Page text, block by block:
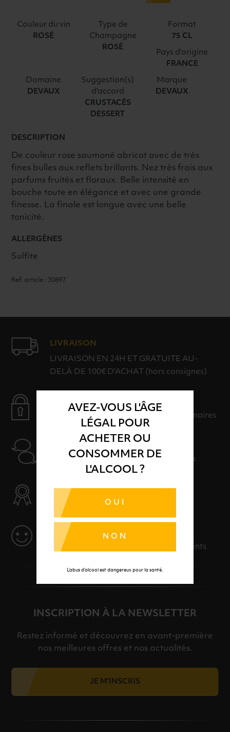
AVEZ-VOUS L'ÂGE
LÉGAL POUR
ACHETER OU
CONSOMMER DE
L'ALCOOL ?
OUI
NON
L’abus d’alcool est dangereux pour la santé.
DEVAUX
CUVÉE
ÉTUI
75cl
Couleur du vin
ROSÉ
Type de
Champagne
ROSÉ
Format
75 CL
Pays d'origine
FRANCE
Domaine
DEVAUX
Suggestion(s)
d'accord
CRUSTACÉS
DESSERT
Marque
DEVAUX
DESCRIPTION
De couleur rose saumoné abricot avec de très
fines bulles aux reflets brillants. Nez très frais aux
parfums fruités et floraux. Belle intensité en
bouche toute en élégance et avec une grande
finesse. La finale est longue avec une belle
tonicité.
ALLERGÈNES
Sulfite
Ref. article : 30897
LIVRAISON
LIVRAISON EN 24H ET GRATUITE AU-
DELÀ DE 100€ D'ACHAT (hors consignes)
Payer en toute sérénité avec nos partenaires
Nos conseillers sont à votre disposition
SÉLECTION & QUALITÉ
Des produits sélectionnés avec soins
SERVICE
Des solutions adaptées à vos événements
INSCRIPTION À LA NEWSLETTER
Restez informé et découvrez en avant-première
nos meilleures offres et nos actualités.
JE M'INSCRIS